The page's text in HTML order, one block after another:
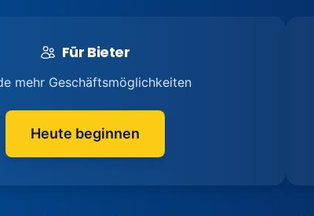
Für Bieter
mehr Geschäftsmöglichkeiten
Heute beginnen